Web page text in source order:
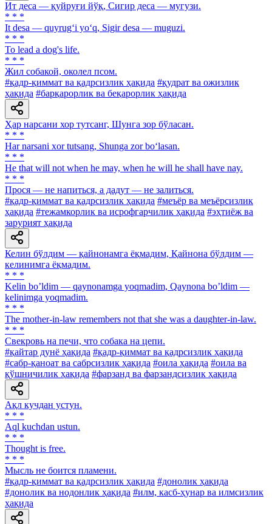
Ит деса — қуйруғи йўқ, Сигир деса — мугузи.
* * *
It desa — quyrug‘i yo‘q, Sigir desa — muguzi.
* * *
To lead a dog's life.
* * *
Жил собакой, околел псом.
#қадр-қиммат ва қадрсизлик ҳақида #қудрат ва ожизлик
ҳақида #барқарорлик ва беқарорлик ҳақида
Ҳар нарсани хор тутсанг, Шунга зор бўласан.
* * *
Har narsani xor tutsang, Shunga zor bo‘lasan.
* * *
Не that will not when he may, when he will he shall have nay.
* * *
Прося — не напиться, а дадут — не залиться.
#қадр-қиммат ва қадрсизлик ҳақида #меъёр ва меъёрсизлик
ҳақида #тежамкорлик ва исрофгарчилик ҳақида #эҳтиёж ва
зарурият ҳақида
Келин бўлдим — қайнонамга ёқмадим, Қайнона бўлдим —
келинимга ёқмадим.
* * *
Kelin boʼldim — qaynonamga yoqmadim, Qaynona boʼldim —
kelinimga yoqmadim.
* * *
The mother-in-law remembers not that she was a daughter-in-law.
* * *
Свекровь на печи, что собака на цепи.
#қайтар дунё ҳақида #қадр-қиммат ва қадрсизлик ҳақида
#сабр-қаноат ва сабрсизлик ҳақида #оила ҳақида #оила ва
қўшничилик ҳақида #фарзанд ва фарзандсизлик ҳақида
Ақл кучдан устун.
* * *
Aql kuchdan ustun.
* * *
Thought is free.
* * *
Мысль не боится пламени.
#қадр-қиммат ва қадрсизлик ҳақида #донолик ҳақида
#донолик ва нодонлик ҳақида #илм, касб-ҳунар ва илмсизлик
ҳақида